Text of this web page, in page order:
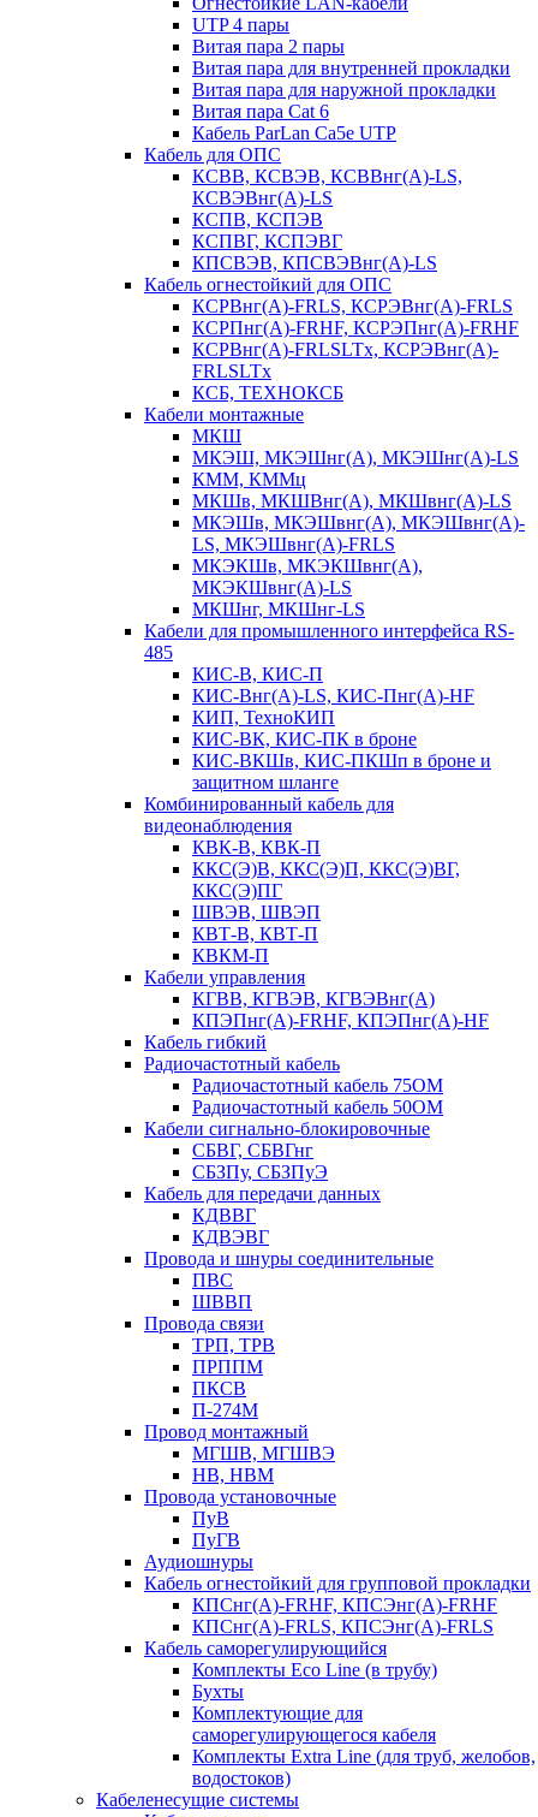
UTP 4 пары
Витая пара 2 пары
Витая пара для внутренней прокладки
Витая пара для наружной прокладки
Витая пара Сat 6
Кабель ParLan Ca5e UTP
Кабель для ОПС
КСВВ, КСВЭВ, КСВВнг(А)-LS,
КСВЭВнг(А)-LS
КСПВ, КСПЭВ
КСПВГ, КСПЭВГ
КПСВЭВ, КПСВЭВнг(А)-LS
Кабель огнестойкий для ОПС
КСРВнг(А)-FRLS, КСРЭВнг(А)-FRLS
КСРПнг(А)-FRHF, КСРЭПнг(А)-FRHF
КСРВнг(А)-FRLSLTx, КСРЭВнг(А)-
FRLSLTx
КСБ, ТЕХНОКСБ
Кабели монтажные
МКШ
МКЭШ, МКЭШнг(А), МКЭШнг(А)-LS
КММ, КММц
МКШв, МКШВнг(А), МКШвнг(А)-LS
МКЭШв, МКЭШвнг(А), МКЭШвнг(А)-
LS, МКЭШвнг(А)-FRLS
МКЭКШв, МКЭКШвнг(А),
МКЭКШвнг(А)-LS
МКШнг, МКШнг-LS
Кабели для промышленного интерфейса RS-
485
КИС-В, КИС-П
КИС-Внг(А)-LS, КИС-Пнг(А)-HF
КИП, ТехноКИП
КИС-ВК, КИС-ПК в броне
КИС-ВКШв, КИС-ПКШп в броне и
защитном шланге
Комбинированный кабель для
видеонаблюдения
КВК-В, КВК-П
ККС(Э)В, ККС(Э)П, ККС(Э)ВГ,
ККС(Э)ПГ
ШВЭВ, ШВЭП
КВТ-В, КВТ-П
КВКМ-П
Кабели управления
КГВВ, КГВЭВ, КГВЭВнг(А)
КПЭПнг(А)-FRHF, КПЭПнг(А)-HF
Кабель гибкий
Радиочастотный кабель
Радиочастотный кабель 75ОМ
Радиочастотный кабель 50ОМ
Кабели сигнально-блокировочные
СБВГ, СБВГнг
СБЗПу, СБЗПуЭ
Кабель для передачи данных
КДВВГ
КДВЭВГ
Провода и шнуры соединительные
ПВС
ШВВП
Провода связи
ТРП, ТРВ
ПРППМ
ПКСВ
П-274М
Провод монтажный
МГШВ, МГШВЭ
НВ, НВМ
Провода установочные
ПуВ
ПуГВ
Аудиошнуры
Кабель огнестойкий для групповой прокладки
КПСнг(А)-FRHF, КПСЭнг(А)-FRHF
КПСнг(А)-FRLS, КПСЭнг(А)-FRLS
Кабель саморегулирующийся
Комплекты Eco Line (в трубу)
Бухты
Комплектующие для
саморегулирующегося кабеля
Комплекты Extra Line (для труб, желобов,
водостоков)
Кабеленесущие системы